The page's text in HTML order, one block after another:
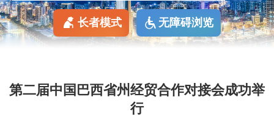
长者模式 无障碍浏览
第二届中国巴西省州经贸合作对接会成功举
行